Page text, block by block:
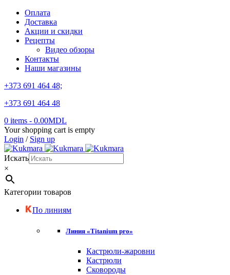
Оплата
Доставка
Акции и скидки
Рецепты
Видео обзоры
Контакты
Наши магазины
+373 691 464 48;
+373 691 464 48
0 items - 0.00MDL
Your shopping cart is empty
Login / Sign up
Искать
×
Категории товаров
По линиям
Линия «Titanium pro»
Кастрюли-жаровни
Кастрюли
Сковороды